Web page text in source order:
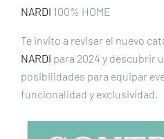
NARDI 100% HOME
Te invito a revisar el nuevo
NARDI para 2024 y descubrir
posibilidades para equipar
funcionalidad y exclusividad.